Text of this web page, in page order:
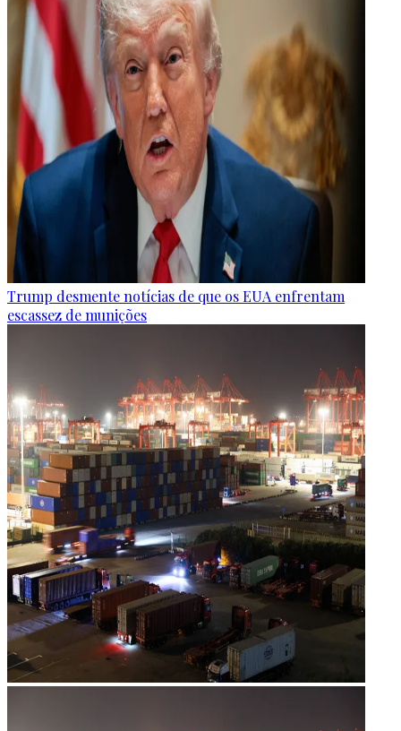
Trump desmente notícias de que os EUA enfrentam
escassez de munições